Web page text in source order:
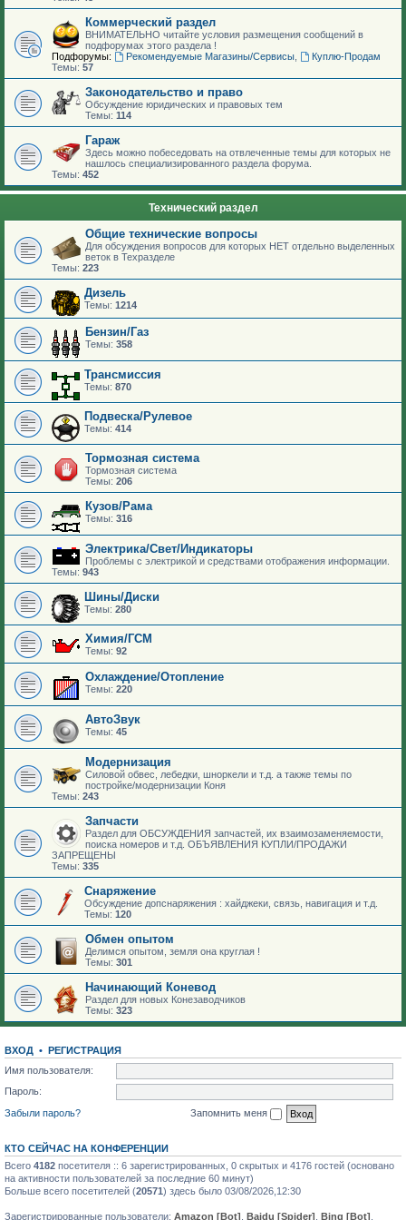
Коммерческий раздел
ВНИМАТЕЛЬНО читайте условия размещения сообщений в
подфорумах этого раздела !
Подфорумы:
Рекомендуемые Магазины/Сервисы,
Куплю-Продам
Темы: 57
Законодательство и право
Обсуждение юридических и правовых тем
Темы: 114
Гараж
Здесь можно побеседовать на отвлеченные темы для которых не
нашлось специализированного раздела форума.
Темы: 452
Технический раздел
Общие технические вопросы
Для обсуждения вопросов для которых НЕТ отдельно выделенных
веток в Техразделе
Темы: 223
Дизель
Темы: 1214
Бензин/Газ
Темы: 358
Трансмиссия
Темы: 870
Подвеска/Рулевое
Темы: 414
Тормозная система
Тормозная система
Темы: 206
Кузов/Рама
Темы: 316
Электрика/Свет/Индикаторы
Проблемы с электрикой и средствами отображения информации.
Темы: 943
Шины/Диски
Темы: 280
Химия/ГСМ
Темы: 92
Охлаждение/Отопление
Темы: 220
АвтоЗвук
Темы: 45
Модернизация
Силовой обвес, лебедки, шноркели и т.д. а также темы по
постройке/модернизации Коня
Темы: 243
Запчасти
Раздел для ОБСУЖДЕНИЯ запчастей, их взаимозаменяемости,
поиска номеров и т.д. ОБЪЯВЛЕНИЯ КУПЛИ/ПРОДАЖИ
ЗАПРЕЩЕНЫ
Темы: 335
Снаряжение
Обсуждение допснаряжения : хайджеки, связь, навигация и т.д.
Темы: 120
Обмен опытом
Делимся опытом, земля она круглая !
Темы: 301
Начинающий Коневод
Раздел для новых Конезаводчиков
Темы: 323
ВХОД • РЕГИСТРАЦИЯ
Имя пользователя:
Пароль:
Забыли пароль?
Запомнить меня
КТО СЕЙЧАС НА КОНФЕРЕНЦИИ
Всего 4182 посетителя :: 6 зарегистрированных, 0 скрытых и 4176 гостей (основано
на активности пользователей за последние 60 минут)
Больше всего посетителей (20571) здесь было 03/08/2026,12:30
Зарегистрированные пользователи: Amazon [Bot] Baidu [Spider] Bing [Bot]